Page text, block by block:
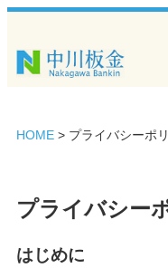
HOME > プライバシーポ
プライバシー
はじめに